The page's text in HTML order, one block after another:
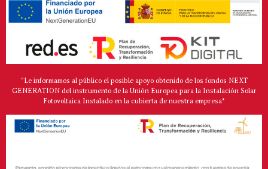
"Le informamos al público el posible apoyo obtenido de los fondos NEXT
GENERATION del instrumento de la Unión Europea para la Instalación Solar
Fotovoltaica Instalado en la cubierta de nuestra empresa*